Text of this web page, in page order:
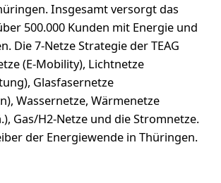
Insgesamt versorgt das
500.000 Kunden mit Energie und
Die 7-Netze Strategie der TEAG
(E-Mobility), Lichtnetze
Glasfasernetze
Wassernetze, Wärmenetze
Gas/H2-Netze und die Stromnetze.
der Energiewende in Thüringen.